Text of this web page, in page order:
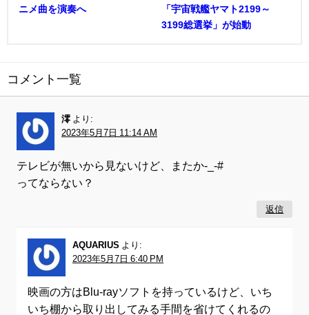
ニメ曲を演奏へ
「宇宙戦艦ヤマト2199～
3199総選挙」が始動
コメント一覧
澪 より:
2023年5月7日 11:14 AM
テレビが無いから見ないけど、またか-_-#
ってならない？
返信
AQUARIUS より:
2023年5月7日 6:40 PM
映画の方はBlu-rayソフトを持っているけど、いち
いち棚から取り出してみる手間を省けてくれるの